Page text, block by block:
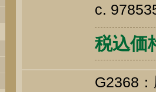
c.
税込価
G2368